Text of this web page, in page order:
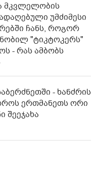
მკვლელობის
უმძიმესი
ჩანს, როგორ
"ტიკტოკერს"
- რას ამბობს
- ხანძრის
ერთმანეთს ორი
შეეჯახა